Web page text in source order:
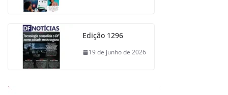
Edição 1296
19 de junho de 2026